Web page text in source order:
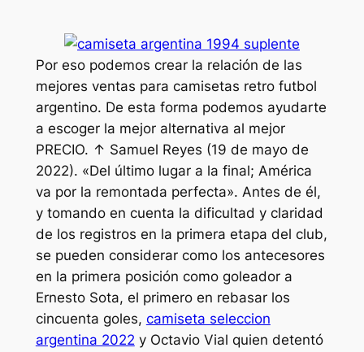
Por eso podemos crear la relación de las
mejores ventas para camisetas retro futbol
argentino. De esta forma podemos ayudarte
a escoger la mejor alternativa al mejor
PRECIO. ↑ Samuel Reyes (19 de mayo de
2022). «Del último lugar a la final; América
va por la remontada perfecta». Antes de él,
y tomando en cuenta la dificultad y claridad
de los registros en la primera etapa del club,
se pueden considerar como los antecesores
en la primera posición como goleador a
Ernesto Sota, el primero en rebasar los
cincuenta goles, camiseta seleccion
argentina 2022 y Octavio Vial quien detentó